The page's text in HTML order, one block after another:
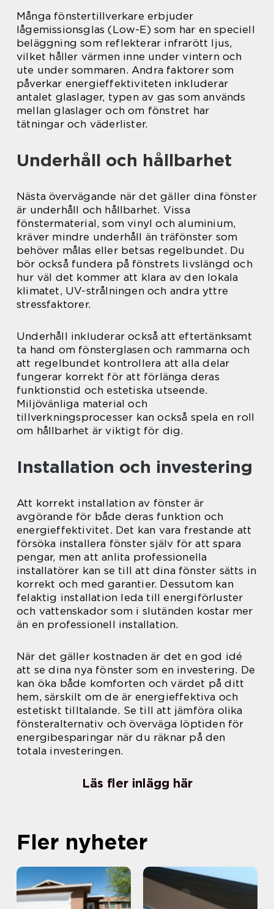
Många fönstertillverkare erbjuder
lågemissionsglas (Low-E) som har en speciell
beläggning som reflekterar infrarött ljus,
vilket håller värmen inne under vintern och
ute under sommaren. Andra faktorer som
påverkar energieffektiviteten inkluderar
antalet glaslager, typen av gas som används
mellan glaslager och om fönstret har
tätningar och väderlister.
Underhåll och hållbarhet
Nästa övervägande när det gäller dina fönster
är underhåll och hållbarhet. Vissa
fönstermaterial, som vinyl och aluminium,
kräver mindre underhåll än träfönster som
behöver målas eller betsas regelbundet. Du
bör också fundera på fönstrets livslängd och
hur väl det kommer att klara av den lokala
klimatet, UV-strålningen och andra yttre
stressfaktorer.
Underhåll inkluderar också att eftertänksamt
ta hand om fönsterglasen och rammarna och
att regelbundet kontrollera att alla delar
fungerar korrekt för att förlänga deras
funktionstid och estetiska utseende.
Miljövänliga material och
tillverkningsprocesser kan också spela en roll
om hållbarhet är viktigt för dig.
Installation och investering
Att korrekt installation av fönster är
avgörande för både deras funktion och
energieffektivitet. Det kan vara frestande att
försöka installera fönster själv för att spara
pengar, men att anlita professionella
installatörer kan se till att dina fönster sätts in
korrekt och med garantier. Dessutom kan
felaktig installation leda till energiförluster
och vattenskador som i slutänden kostar mer
än en professionell installation.
När det gäller kostnaden är det en god idé
att se dina nya fönster som en investering. De
kan öka både komforten och värdet på ditt
hem, särskilt om de är energieffektiva och
estetiskt tilltalande. Se till att jämföra olika
fönsteralternativ och överväga löptiden för
energibesparingar när du räknar på den
totala investeringen.
Läs fler inlägg här
Fler nyheter